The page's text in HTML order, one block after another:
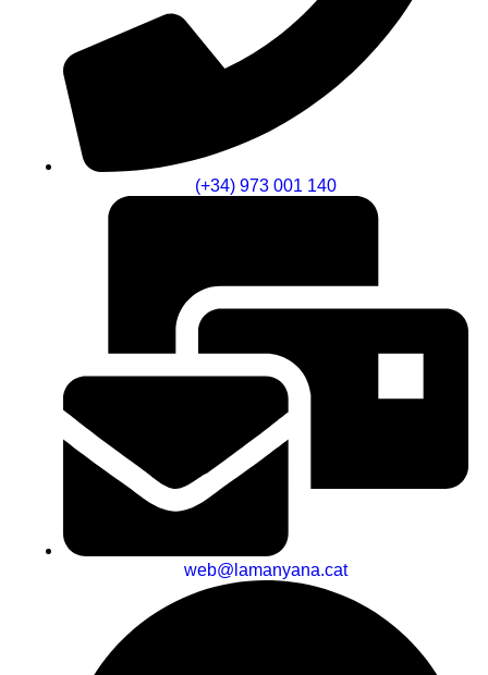
(+34) 973 001 140
web@lamanyana.cat